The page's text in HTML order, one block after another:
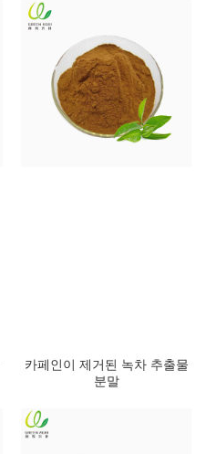
카페인이 제거된 녹차 추출물
분말